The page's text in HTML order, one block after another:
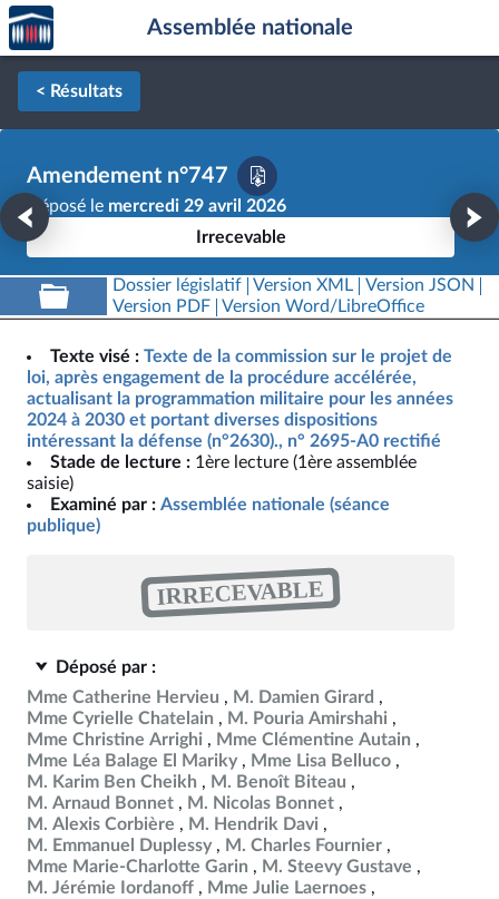
Aller au contenu
Aller en bas de la page
Accèder
à la
page
d'accueil
Assemblée nationale
< Résultats
Amendement n°747
Déposé le mercredi 29 avril 2026
Irrecevable
Dossier législatif Version XML
Version JSON
Version PDF
Version Word/LibreOffice
Texte visé : Texte de la commission sur le projet de
loi, après engagement de la procédure accélérée,
actualisant la programmation militaire pour les années
2024 à 2030 et portant diverses dispositions
intéressant la défense (n°2630)., n° 2695-A0 rectifié
Stade de lecture : 1ère lecture (1ère assemblée
saisie)
Examiné par : Assemblée nationale (séance
publique)
IRRECEVABLE
Déposé par :
Mme Catherine Hervieu
M. Damien Girard
Mme Cyrielle Chatelain
M. Pouria Amirshahi
Mme Christine Arrighi
Mme Clémentine Autain
Mme Léa Balage El Mariky
Mme Lisa Belluco
M. Karim Ben Cheikh
M. Benoît Biteau
M. Arnaud Bonnet
M. Nicolas Bonnet
M. Alexis Corbière
M. Hendrik Davi
M. Emmanuel Duplessy
M. Charles Fournier
Mme Marie-Charlotte Garin
M. Steevy Gustave
M. Jérémie Iordanoff
Mme Julie Laernoes